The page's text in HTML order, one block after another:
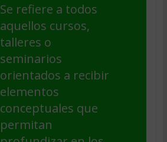
Se refiere a todos
aquellos cursos,
talleres o
seminarios
orientados a recibir
elementos
conceptuales que
permitan